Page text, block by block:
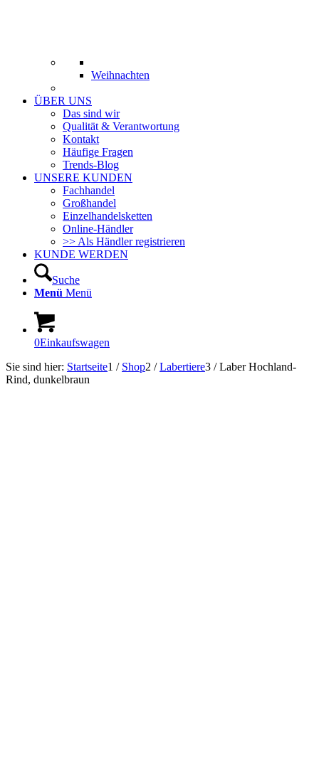
Weihnachten
ÜBER UNS
Das sind wir
Qualität & Verantwortung
Kontakt
Häufige Fragen
Trends-Blog
UNSERE KUNDEN
Fachhandel
Großhandel
Einzelhandelsketten
Online-Händler
>> Als Händler registrieren
KUNDE WERDEN
Suche
Menü Menü
0Einkaufswagen
Sie sind hier: Startseite1 / Shop2 / Labertiere3 / Laber Hochland-
Rind, dunkelbraun